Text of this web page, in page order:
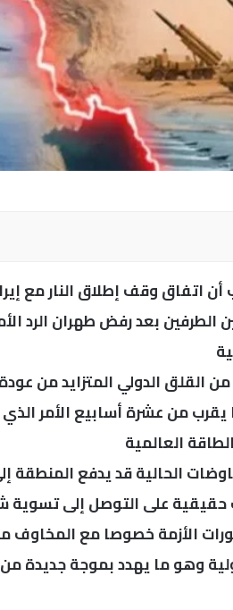
أن اتفاق وقف إطلاق النار مع
الطرفين بعد رفض طهران الرد
القلق الدولي المتزايد من
يقرب من عشرة أسابيع الأمر
العالمية
الحالية قد يدفع
على التوصل إلى تسوية
الأزمة خصوصا مع المخاوف
وهو ما يهدد بموجة جديدة